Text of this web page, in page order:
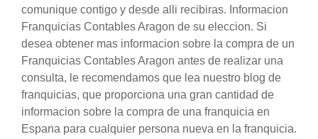
comunique contigo y desde alli recibiras. Informacion
Franquicias Contables Aragon de su eleccion. Si
desea obtener mas informacion sobre la compra de un
Franquicias Contables Aragon antes de realizar una
consulta, le recomendamos que lea nuestro blog de
franquicias, que proporciona una gran cantidad de
informacion sobre la compra de una franquicia en
Espana para cualquier persona nueva en la franquicia.